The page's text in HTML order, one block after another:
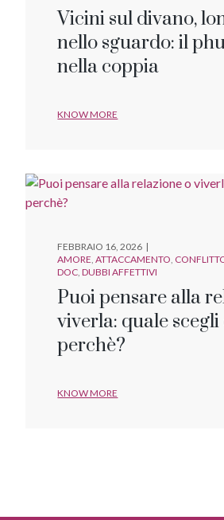
Vicini sul divano,
nello sguardo: il
nella coppia
KNOW MORE
FEBBRAIO 16, 2026
AMORE ATTACCAMENTO
DOC DUBBI AFFETTIVI
Puoi pensare alla
viverla: quale scegli
perchè?
KNOW MORE